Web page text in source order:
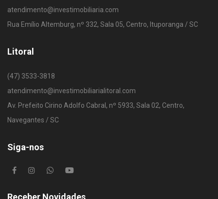
atendimento@investimobiliaria.com
Rua Emílio Altemburg, nº 332, Sala 05, Centro, Ituporanga / SC
Litoral
(47) 3533-3818
atendimento@investimobiliarialitoral.com
Av. Prefeito Cirino Adolfo Cabral, nº 5933, Sala 02, Centro,
Navegantes / SC
Siga-nos
Receber Novidades